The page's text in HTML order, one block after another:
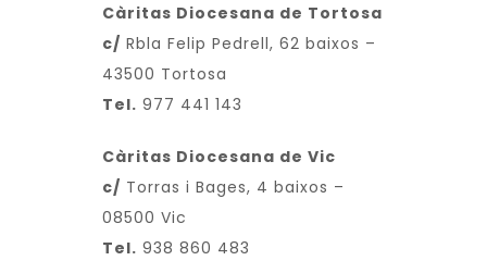
Càritas Diocesana de Tortosa
c/ Rbla Felip Pedrell, 62 baixos –
43500 Tortosa
Tel. 977 441 143
Càritas Diocesana de Vic
c/ Torras i Bages, 4 baixos –
08500 Vic
Tel. 938 860 483